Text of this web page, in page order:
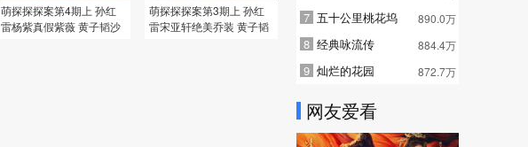
萌探探探案第4期上 孙红
雷杨紫真假紫薇 黄子韬沙
萌探探探案第3期上 孙红
雷宋亚轩绝美乔装 黄子韬
7 五十公里桃花坞 890.0万
8 经典咏流传 884.4万
9 灿烂的花园 872.7万
网友爱看